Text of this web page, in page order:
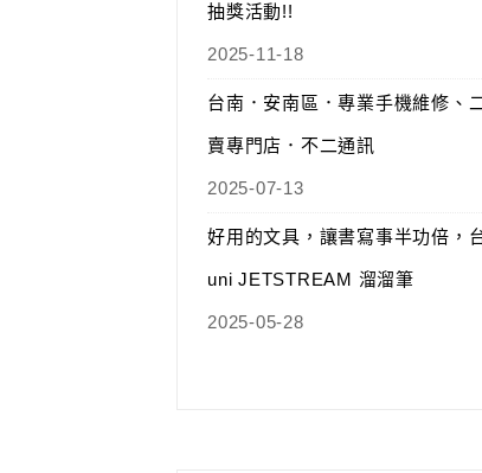
抽獎活動!!
2025-11-18
台南．安南區．專業手機維修、
賣專門店．不二通訊
2025-07-13
好用的文具，讓書寫事半功倍，
uni JETSTREAM 溜溜筆
2025-05-28